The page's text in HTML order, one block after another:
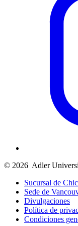
© 2026 Adler
Sucursal de
Sede de
Divulgaciones
Política de
Condiciones